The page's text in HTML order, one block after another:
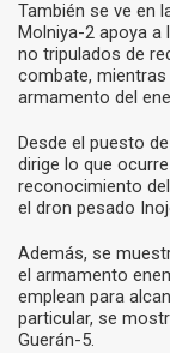
También se ve en
Molniya-2 apoya a
no tripulados de
combate,
armamento del
Desde el puesto
dirige lo que
reconocimiento
el dron pesado
Además, se
el armamento
emplean para
particular, se
Guerán-5.